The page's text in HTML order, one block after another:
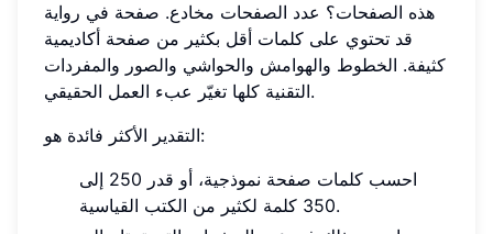
هذه الصفحات؟ عدد الصفحات مخادع. صفحة في رواية
قد تحتوي على كلمات أقل بكثير من صفحة أكاديمية
كثيفة. الخطوط والهوامش والحواشي والصور والمفردات
التقنية كلها تغيّر عبء العمل الحقيقي.
التقدير الأكثر فائدة هو:
احسب كلمات صفحة نموذجية، أو قدر 250 إلى
350 كلمة لكثير من الكتب القياسية.